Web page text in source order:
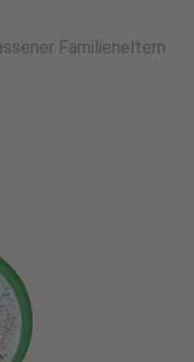
Familieneltern